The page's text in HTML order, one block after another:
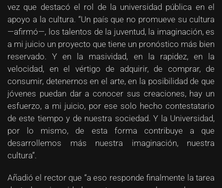
vez que destacó el rol de la universidad pública en el
apoyo a la cultura. “Un país que no promueve su cultura
—afirmó—, los talentos de la juventud, la imaginación, es
a mi juicio un proyecto que tiene un pronóstico más bien
reservado. Y en la masividad, en la rapidez, en la
velocidad, en el vértigo de adquirir, de comprar, de
consumir, detenernos en el arte, en la posibilidad de que
jóvenes puedan dar a conocer sus creaciones, hay un
esfuerzo, a mi juicio, por ese solo hecho contestatario
de este tiempo y de nuestra sociedad. Y la Universidad,
por lo mismo, de esta forma contribuye a que
desarrollemos más nuestra imaginación, nuestra
cultura”.
Añadió el rector que “a eso responde finalmente la tarea